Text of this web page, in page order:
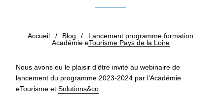
Accueil / Blog /
Lancement programme formation
Académie eTourisme Pays de la Loire
Nous avons eu le plaisir d’être invité au webinaire de
lancement du programme 2023-2024 par l’Académie
eTourisme et Solutions&co.